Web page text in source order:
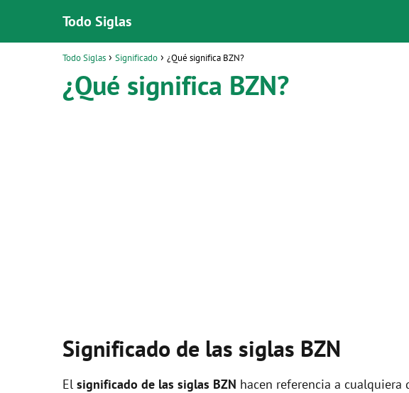
Todo Siglas
Todo Siglas Significado ¿Qué significa BZN?
¿Qué significa BZN?
Significado de las siglas BZN
El significado de las siglas BZN hacen referencia a